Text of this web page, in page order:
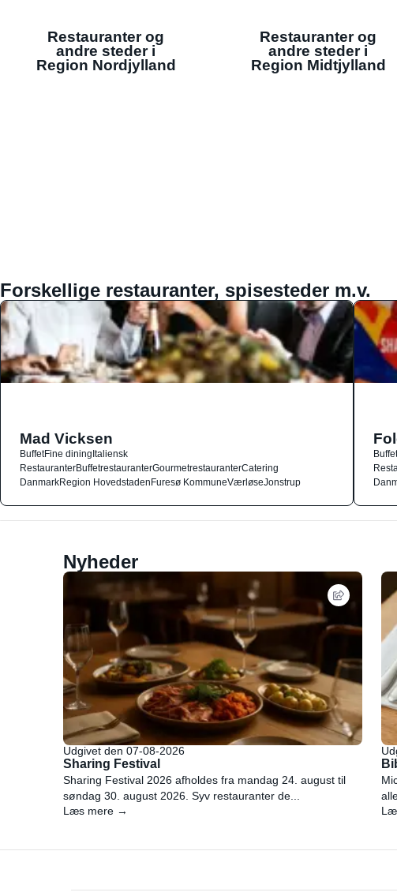
Restauranter og
andre steder i
Region Nordjylland
Restauranter og
andre steder i
Region Midtjylland
Forskellige restauranter, spisesteder m.v.
Mad Vicksen
BuffetFine diningItaliensk
RestauranterBuffetrestauranterGourmetrestauranterCatering
DanmarkRegion HovedstadenFuresø KommuneVærløseJonstrup
Buffet
Nyheder
Udgivet den 07-08-2026
Sharing Festival
Sharing Festival 2026 afholdes fra mandag 24. august til
søndag 30. august 2026. Syv restauranter de...
Læs mere →